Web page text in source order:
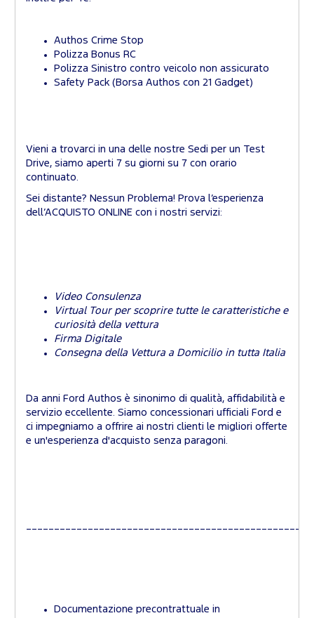
Authos Crime Stop
Polizza Bonus RC
Polizza Sinistro contro veicolo non assicurato
Safety Pack (Borsa Authos con 21 Gadget)
Vieni a trovarci in una delle nostre Sedi per un Test
Drive, siamo aperti 7 su giorni su 7 con orario
continuato.
Sei distante? Nessun Problema! Prova l’esperienza
dell’ACQUISTO ONLINE con i nostri servizi:
Video Consulenza
Virtual Tour per scoprire tutte le caratteristiche e
curiosità della vettura
Firma Digitale
Consegna della Vettura a Domicilio in tutta Italia
Da anni Ford Authos è sinonimo di qualità, affidabilità e
servizio eccellente. Siamo concessionari ufficiali Ford e
ci impegniamo a offrire ai nostri clienti le migliori offerte
e un'esperienza d'acquisto senza paragoni.
Documentazione precontrattuale in